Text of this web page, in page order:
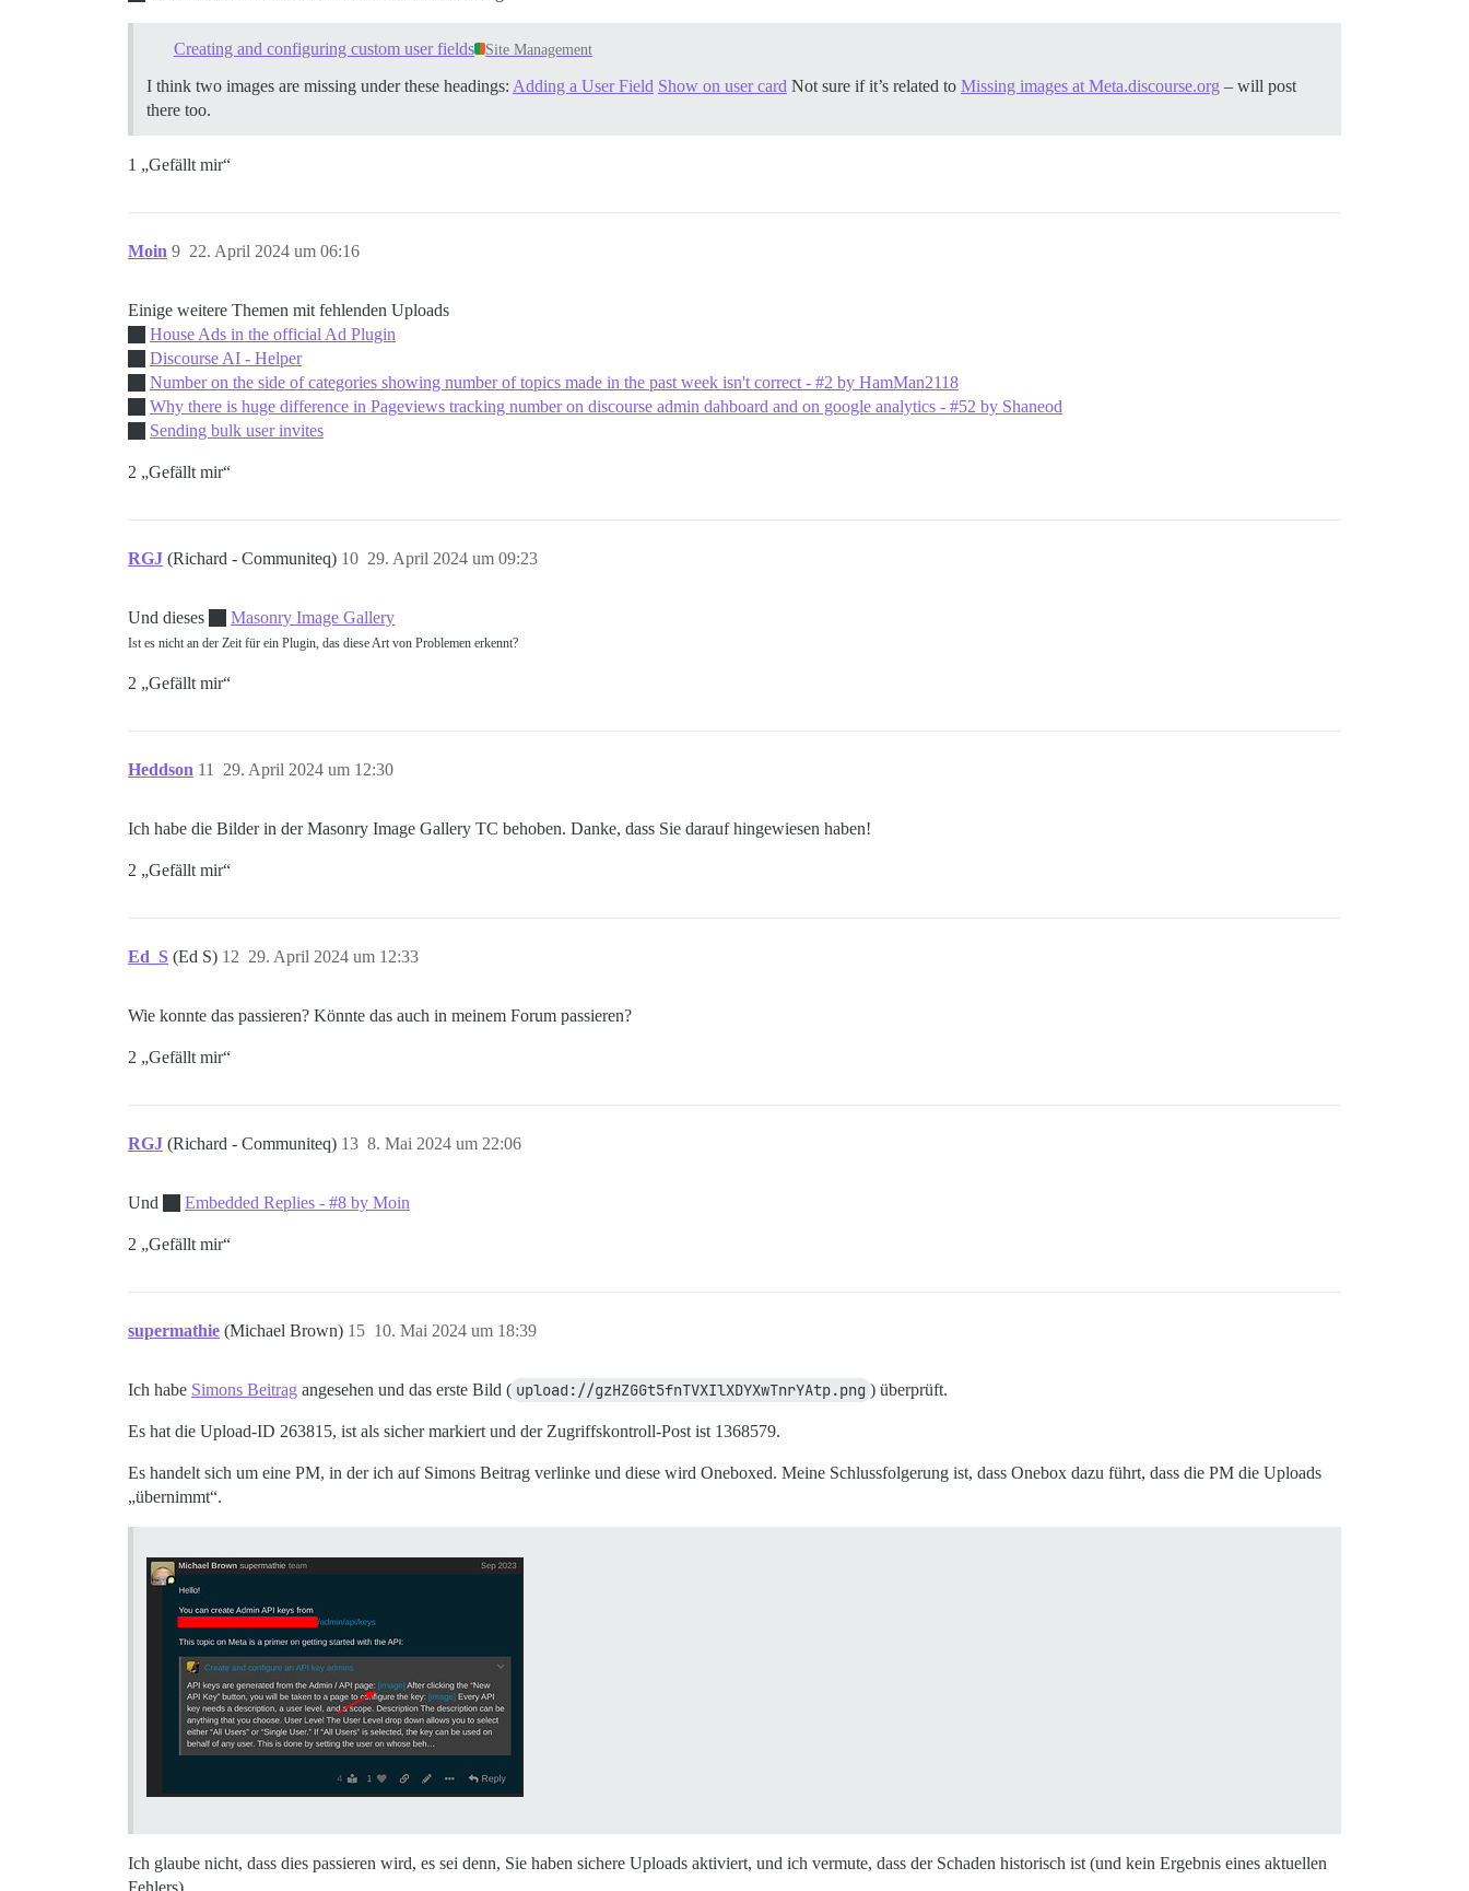
Creating and configuring custom user fields Site Management
I think two images are missing under these headings: Adding a User Field Show on user card Not sure if it’s related to Missing images at Meta.discourse.org – will post
there too.
1 „Gefällt mir“
Moin 22. April 2024 um 06:16
9
Einige weitere Themen mit fehlenden Uploads
House Ads in the official Ad Plugin
Discourse AI - Helper
Number on the side of categories showing number of topics made in the past week isn't correct - #2 by HamMan2118
Why there is huge difference in Pageviews tracking number on discourse admin dahboard and on google analytics - #52 by Shaneod
Sending bulk user invites
2 „Gefällt mir“
RGJ (Richard - Communiteq) 29. April 2024 um 09:23
10
Und dieses Masonry Image Gallery
Ist es nicht an der Zeit für ein Plugin, das diese Art von Problemen erkennt?
2 „Gefällt mir“
Heddson 29. April 2024 um 12:30
11
Ich habe die Bilder in der Masonry Image Gallery TC behoben. Danke, dass Sie darauf hingewiesen haben!
2 „Gefällt mir“
Ed_S (Ed S) 29. April 2024 um 12:33
12
Wie konnte das passieren? Könnte das auch in meinem Forum passieren?
2 „Gefällt mir“
RGJ (Richard - Communiteq) 8. Mai 2024 um 22:06
13
Und Embedded Replies - #8 by Moin
2 „Gefällt mir“
supermathie (Michael Brown) 10. Mai 2024 um 18:39
15
Ich habe Simons Beitrag angesehen und das erste Bild ( upload://gzHZGGt5fnTVXIlXDYXwTnrYAtp.png ) überprüft.
Es hat die Upload-ID 263815, ist als sicher markiert und der Zugriffskontroll-Post ist 1368579.
Es handelt sich um eine PM, in der ich auf Simons Beitrag verlinke und diese wird Oneboxed. Meine Schlussfolgerung ist, dass Onebox dazu führt, dass die PM die Uploads
„übernimmt“.
Ich glaube nicht, dass dies passieren wird, es sei denn, Sie haben sichere Uploads aktiviert, und ich vermute, dass der Schaden historisch ist (und kein Ergebnis eines aktuellen
Fehlers).